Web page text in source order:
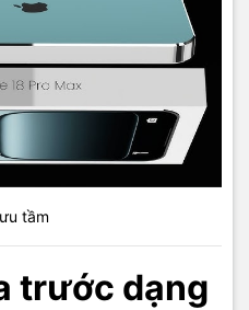
tầm
trước dạng